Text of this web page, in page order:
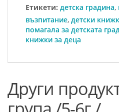
Етикети: детска градина,
възпитание, детски
помагала за детската
книжки за деца
Други